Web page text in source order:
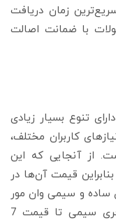
زمان دریافت
با ضمانت اصالت
تنوع بسیار زیادی
کاربران مختلف،
از آنجایی که این
قیمت آن‌ها در
ساده و سیمی وان مور
از قیمت 100 هزار تومن تا انواع هندزفری سیمی تا قیمت 7